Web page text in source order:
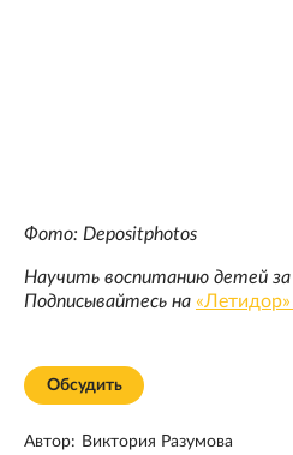
Фото: Depositphotos
Научить воспитанию детей
Подписывайтесь на «Летидор»
Обсудить
Автор: Виктория Разумова